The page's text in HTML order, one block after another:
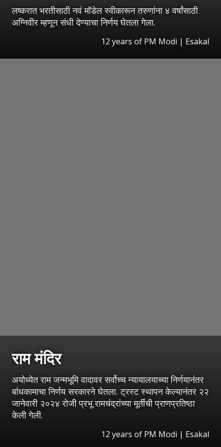
लष्करात भरतीसाठी नवं मॉडेल स्वीकारून तरुणांना ४ वर्षांसाठी
अग्निवीर म्हणून संधी देण्याचा निर्णय घेतला गेला.
12 years of PM Modi | Esakal
राम मंदिर
अयोध्येत राम जन्मभूमि वादावर सर्वोच्च न्यायालयाच्या निर्णयानंतर
बांधकामाचा निर्णय सरकारने घेतला. ट्रस्ट स्थापन केल्यानंतर २२
जानेवारी २०२४ रोजी प्रभू रामचंद्रांच्या मूर्तीची प्राणप्रतिष्ठा
केली गेली.
12 years of PM Modi | Esakal